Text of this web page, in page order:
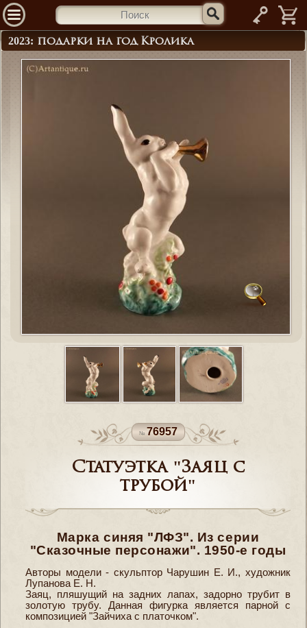
—
2023: подарки на год Кролика
76957
Статуэтка "Заяц с
трубой"
Марка синяя "ЛФЗ". Из серии
"Сказочные персонажи". 1950-е годы
Авторы модели - скульптор Чарушин Е. И., художник
Лупанова Е. Н.
Заяц, пляшущий на задних лапах, задорно трубит в
золотую трубу. Данная фигурка является парной с
композицией "Зайчиха с платочком".